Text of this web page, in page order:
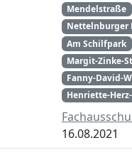
Mendelstraße
Nettelnburger
Am Schilfpark
Margit-Zinke-
Fanny-David-
Henriette-
16.08.2021